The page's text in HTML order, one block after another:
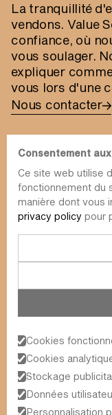
La tranquillité
vendons. Value
confiance, où
vous soulager.
expliquer
vous lors d'une
Nous contacter
info@value-
+32 9 241 57 57
RDT
Value Square N.V.
Schoonzichtstraat
9051 Gand (Sint-
Consentement
Ce site web utilise
fonctionnement du
manière dont vous
privacy policy pour
Cookies
Cookies
Stockage
Données
Personnalisation